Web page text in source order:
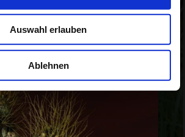
Auswahl erlauben
Ablehnen